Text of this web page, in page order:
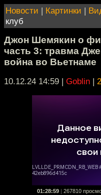
Новости | Картинки |
клуб
Джон Шемякин о
часть 3: травма
война во Вьетнаме
10.12.24 14:59 | Goblin |
01:28:59 267810